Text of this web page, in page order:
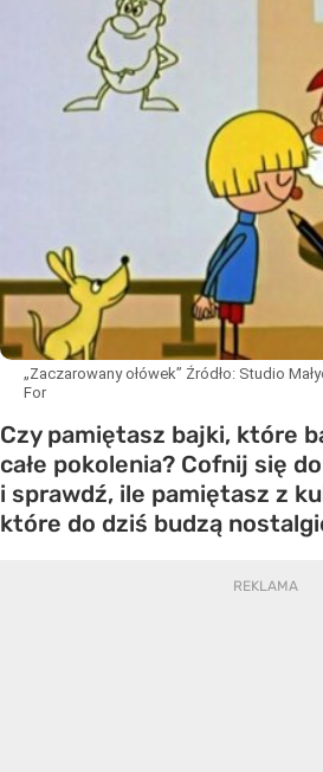
„Zaczarowany ołówek” Źródło: Studio
For
Czy pamiętasz bajki, które
całe pokolenia? Cofnij się
i sprawdź, ile pamiętasz z
które do dziś budzą